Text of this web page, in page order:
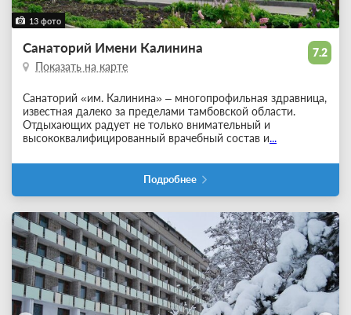
13 фото
7.2
Санаторий Имени Калинина
Показать на карте
Санаторий «им. Калинина» – многопрофильная здравница,
известная далеко за пределами тамбовской области.
Отдыхающих радует не только внимательный и
высококвалифицированный врачебный состав и...
Подробнее